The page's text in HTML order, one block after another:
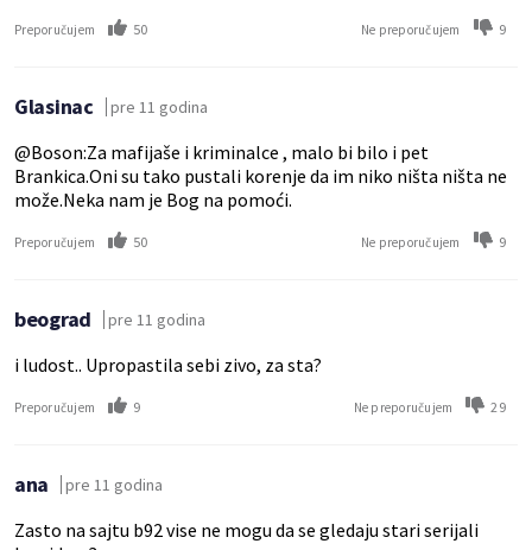
Preporučujem 50 Ne preporučujem 9
Glasinac pre 11 godina
@Boson:Za mafijaše i kriminalce , malo bi bilo i pet
Brankica.Oni su tako pustali korenje da im niko ništa ništa ne
može.Neka nam je Bog na pomoći.
Preporučujem 50 Ne preporučujem 9
beograd pre 11 godina
i ludost.. Upropastila sebi zivo, za sta?
Preporučujem 9 Ne preporučujem 29
ana pre 11 godina
Zasto na sajtu b92 vise ne mogu da se gledaju stari serijali